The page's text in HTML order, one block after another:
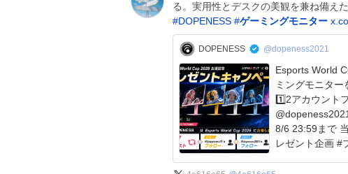
る。実用性とデスクの美観を兼ね備え
#DOPENESS #ゲーミングモニター
DOPENESS @dopeness2021
Esports World
ミングモニターを1名
1️⃣2アカウント
@dopeness2021 2️⃣
8/6 23:59まで 当
レゼント企画 #